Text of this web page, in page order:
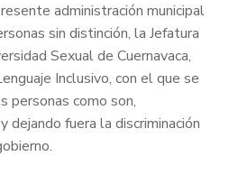
administración municipal
sin distinción, la Jefatura
Sexual de Cuernavaca,
Inclusivo, con el que se
personas como son,
dejando fuera la discriminación